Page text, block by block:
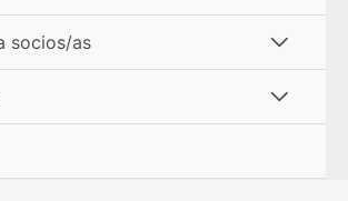
socios/as
menú